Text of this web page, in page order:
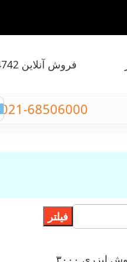
فروش آنلاین 09129364742
021-68506000
فیلتر